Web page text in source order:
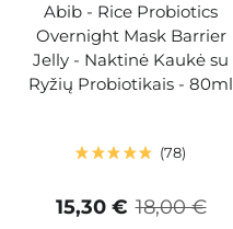
Abib - Rice Probiotics
Overnight Mask Barrier
Jelly - Naktinė Kaukė su
Ryžių Probiotikais - 80ml
78
18,00 €
15,30 €